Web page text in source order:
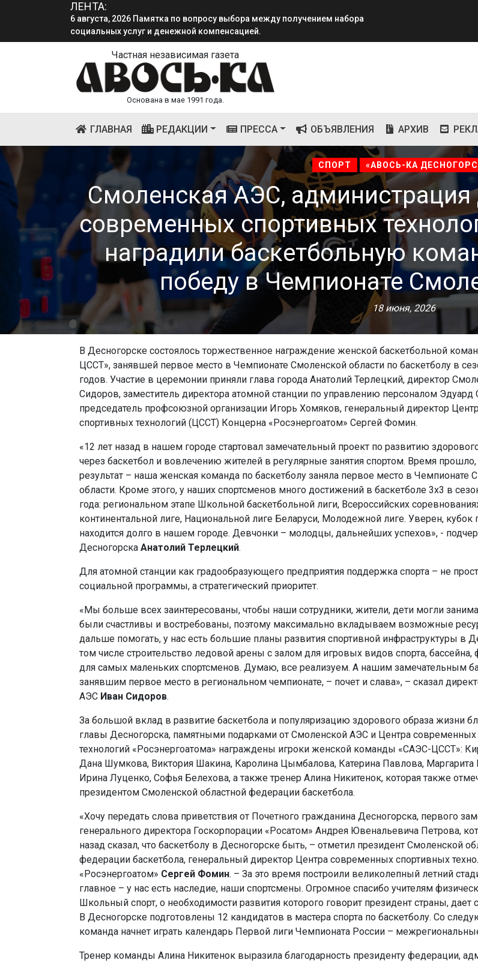
ЛЕНТА:
4 августа, 2026 «Мы встретимся снова!!!»: как завершилась вторая лагерная
смена.
социальных услуг и денежной компенсацией.
Частная независимая газета
Основана в мае 1991 года.
ГЛАВНАЯ(CURRENT)РЕДАКЦИИ ПРЕССА ОБЪЯВЛЕНИЯ АРХИВ
СПОРТ «АВОСЬ-КА
Смоленская АЭС, администрация
современных спортивных
наградили баскетбольную
победу в Чемпионате
18 июня, 2026
В Десногорске состоялось торжественное награждение женской баскетбольной
ЦССТ», занявшей первое место в Чемпионате Смоленской области по баскетболу в
годов. Участие в церемонии приняли глава города Анатолий Терлецкий, директор
Сидоров, заместитель директора атомной станции по управлению персоналом Эдуард
председатель профсоюзной организации Игорь Хомяков, генеральный директор
спортивных технологий (ЦССТ) Концерна «Росэнергоатом» Сергей Фомин.
«12 лет назад в нашем городе стартовал замечательный проект по развитию
через баскетбол и вовлечению жителей в регулярные занятия спортом. Время прошло,
результат – наша женская команда по баскетболу заняла первое место в Чемпионате
области. Кроме этого, у наших спортсменов много достижений в баскетболе 3х3 в
года: региональном этапе Школьной баскетбольной лиги, Всероссийских
континентальной лиге, Национальной лиге Беларуси, Молодежной лиге. Уверен, кубок
находится долго в нашем городе. Девчонки – молодцы, дальнейших успехов», -
Десногорска Анатолий Терлецкий.
Для атомной станции как градообразующего предприятия поддержка спорта – не
социальной программы, а стратегический приоритет.
«Мы больше всех заинтересованы, чтобы наши сотрудники, жители, дети могли
были счастливы и востребованы, поэтому максимально вкладываем возможные
дальше помогать, у нас есть большие планы развития спортивной инфраструктуры в
том числе строительство ледовой арены с залом для игровых видов спорта, бассейна,
для самых маленьких спортсменов. Думаю, все реализуем. А нашим замечательным
занявшим первое место в региональном чемпионате, – почет и слава», – сказал
АЭС Иван Сидоров.
За большой вклад в развитие баскетбола и популяризацию здорового образа жизни
главы Десногорска, памятными подарками от Смоленской АЭС и Центра
технологий «Росэнергоатома» награждены игроки женской команды «САЭС-ЦССТ»:
Дана Шумкова, Виктория Шакина, Каролина Цымбалова, Катерина Павлова,
Ирина Луценко, Софья Белехова, а также тренер Алина Никитенок, которая также
президентом Смоленской областной федерации баскетбола.
«Хочу передать слова приветствия от Почетного гражданина Десногорска, первого
генерального директора Госкорпорации «Росатом» Андрея Ювенальевича Петрова,
назад сказал, что баскетболу в Десногорске быть, – отметил президент Смоленской
федерации баскетбола, генеральный директор Центра современных спортивных
«Росэнергоатом» Сергей Фомин. – За это время построили великолепный летний
главное – у нас есть наследие, наши спортсмены. Огромное спасибо учителям
Школьный спорт, о необходимости развития которого говорит президент страны, дает
В Десногорске подготовлены 12 кандидатов в мастера спорта по баскетболу. Со
команда начнет играть календарь Первой лиги Чемпионата России –
Тренер команды Алина Никитенок выразила благодарность президенту федерации,